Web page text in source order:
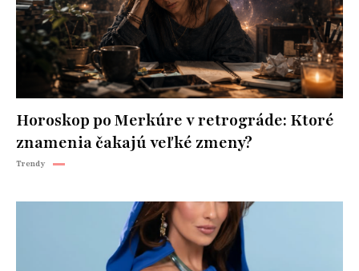
Horoskop po Merkúre v retrográde: Ktoré
znamenia čakajú veľké zmeny?
Trendy